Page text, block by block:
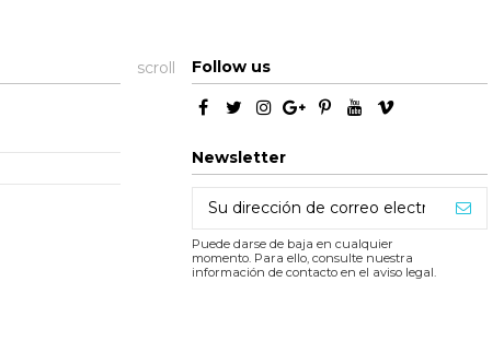
scroll Follow us
Newsletter
Puede darse de baja en cualquier
momento. Para ello, consulte nuestra
información de contacto en el aviso legal.